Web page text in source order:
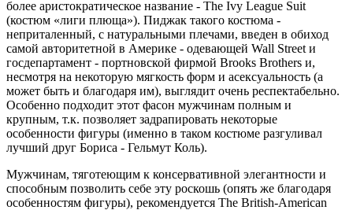
более аристократическое название - The Ivy League Suit
(костюм «лиги плюща»). Пиджак такого костюма -
неприталенный, с натуральными плечами, введен в обиход
самой авторитетной в Америке - одевающей Wall Street и
госдепартамент - портновской фирмой Brooks Brothers и,
несмотря на некоторую мягкость форм и асексуальность (а
может быть и благодаря им), выглядит очень респектабельно.
Особенно подходит этот фасон мужчинам полным и
крупным, т.к. позволяет задрапировать некоторые
особенности фигуры (именно в таком костюме разгуливал
лучший друг Бориса - Гельмут Коль).
Мужчинам, тяготеющим к консервативной элегантности и
способным позволить себе эту роскошь (опять же благодаря
особенностям фигуры), рекомендуется The British-American